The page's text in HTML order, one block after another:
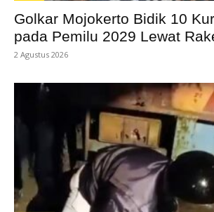
Golkar Mojokerto Bidik 10
pada Pemilu 2029 Lewat
2 Agustus 2026